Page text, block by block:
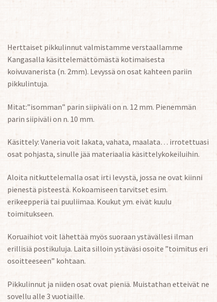
Herttaiset pikkulinnut valmistamme verstaallamme
Kangasalla käsittelemättömästä kotimaisesta
koivuvanerista (n. 2mm). Levyssä on osat kahteen pariin
pikkulintuja.
Mitat:”isomman” parin siipiväli on n. 12 mm. Pienemmän
parin siipiväli on n. 10 mm.
Käsittely: Vaneria voit lakata, vahata, maalata… irrotettuasi
osat pohjasta, sinulle jää materiaalia käsittelykokeiluihin.
Aloita nitkuttelemalla osat irti levystä, jossa ne ovat kiinni
pienestä pisteestä. Kokoamiseen tarvitset esim.
erikeepperiä tai puuliimaa. Koukut ym. eivät kuulu
toimitukseen.
Koruaihiot voit lähettää myös suoraan ystävällesi ilman
erillisiä postikuluja. Laita silloin ystäväsi osoite ”toimitus eri
osoitteeseen” kohtaan.
Pikkulinnut ja niiden osat ovat pieniä. Muistathan etteivät ne
sovellu alle 3 vuotiaille.